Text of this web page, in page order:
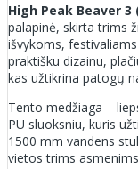
High Peak Beaver 3
palapinė, skirta trims
išvykoms,
praktišku dizainu,
kas užtikrina patogų
Tento medžiaga –
PU sluoksniu, kuris
1500 mm vandens
vietos trims